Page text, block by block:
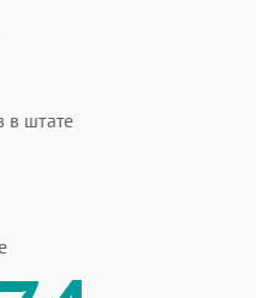
в штате